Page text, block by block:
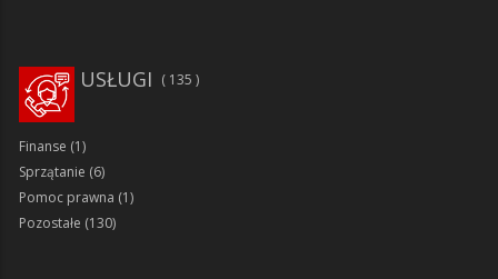
135
USŁUGI
Finanse (1)
Sprzątanie (6)
Pomoc prawna (1)
Pozostałe (130)